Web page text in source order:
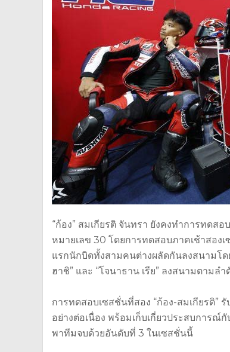
“ก้อง” สมเกียรติ จันทรา ยังคงทำการทด
หมายเลข 30 โดยการทดสอบภาคเช้าสอ
แรกนักบิดทั้งสามคนต่างผลัดกันลงสนามโด
ฮาชิ” และ “โจนาธาน เรีย” ลงสนามตาม
การทดสอบเซสชั่นที่สอง “ก้อง-สมเกียรติ”
อย่างต่อเนื่อง พร้อมเก็บเกี่ยวประสบการณ์
พาทีมจบด้วยอันดับที่ 3 ในเซสชั่นนี้